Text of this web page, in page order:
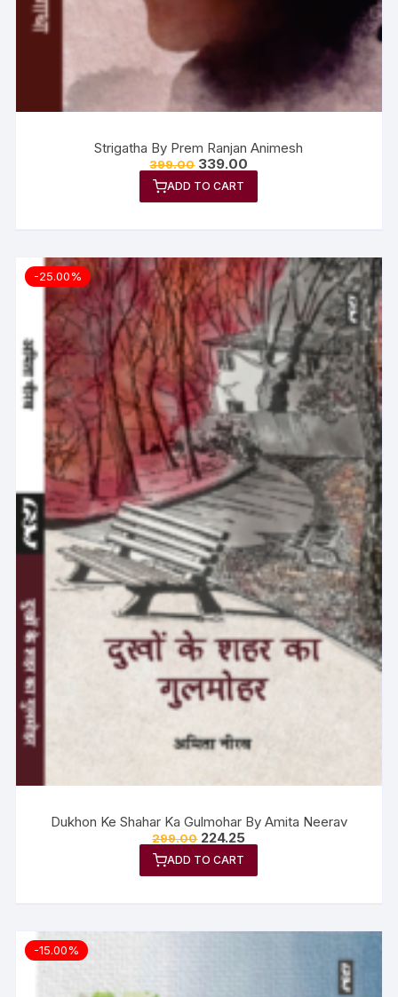
Strigatha By Prem Ranjan Animesh
399.00 339.00
ADD TO CART
-25.00%
Dukhon Ke Shahar Ka Gulmohar By Amita Neerav
299.00 224.25
ADD TO CART
-15.00%